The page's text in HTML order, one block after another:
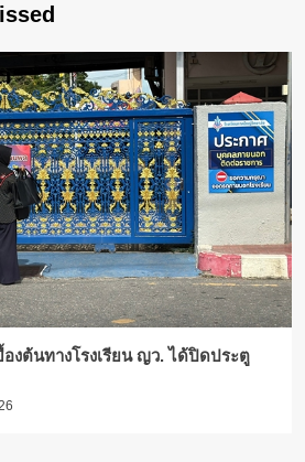
งต้นทางโรงเรียน ญว. ได้ปิดประตู